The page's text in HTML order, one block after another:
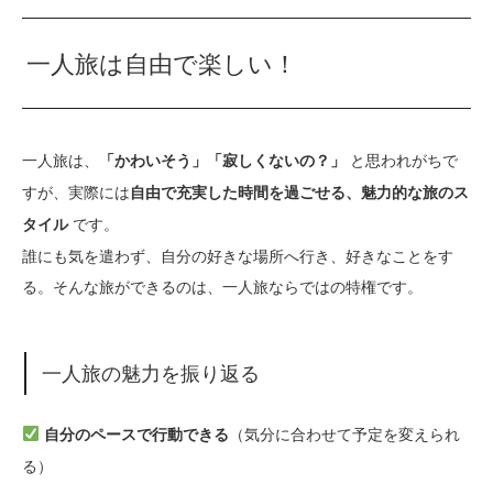
一人旅は自由で楽しい！
一人旅は、 「かわいそう」「寂しくないの？」
と思われがちで
すが、実際には 自由で充実した時間を過ごせる、魅力的な旅のス
タイルです。
誰にも気を遣わず、自分の好きな場所へ行き、好きなことをす
る。そんな旅ができるのは、一人旅ならではの特権です。
一人旅の魅力を振り返る
自分のペースで行動できる （気分に合わせて予定を変えられ
る）